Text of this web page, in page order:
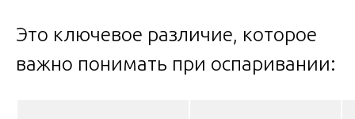
Это ключевое различие, которое
важно понимать при оспаривании: